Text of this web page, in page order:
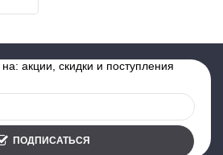
акции, скидки и поступления
ПОДПИСАТЬСЯ